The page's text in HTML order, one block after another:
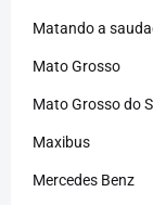
Matando a
Mato Grosso
Mato Grosso do
Maxibus
Mercedes Benz